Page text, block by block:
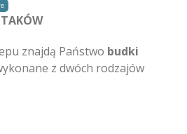
znajdą Państwo budki
z dwóch rodzajów